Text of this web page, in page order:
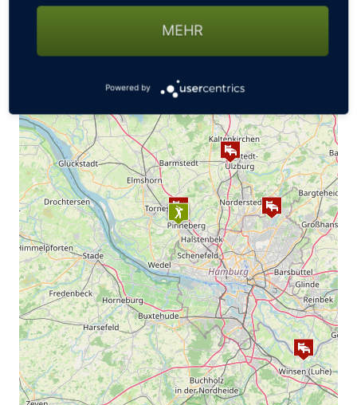
MEHR
Powered by